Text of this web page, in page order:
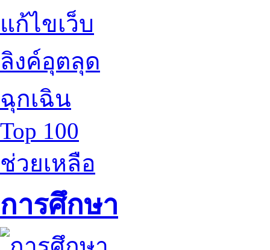
แก้ไขเว็บ
ลิงค์อุตลุด
ฉุกเฉิน
Top 100
ช่วยเหลือ
การศึกษา